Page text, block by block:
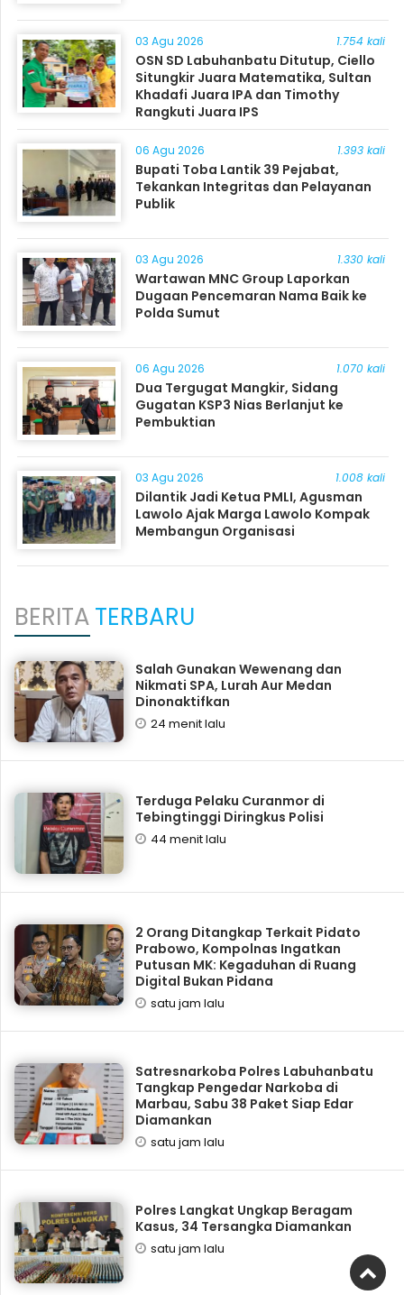
03 Agu 2026 1.754 kali
OSN SD Labuhanbatu Ditutup, Ciello
Situngkir Juara Matematika, Sultan
Khadafi Juara IPA dan Timothy
Rangkuti Juara IPS
06 Agu 2026 1.393 kali
Bupati Toba Lantik 39 Pejabat,
Tekankan Integritas dan Pelayanan
Publik
03 Agu 2026 1.330 kali
Wartawan MNC Group Laporkan
Dugaan Pencemaran Nama Baik ke
Polda Sumut
06 Agu 2026 1.070 kali
Dua Tergugat Mangkir, Sidang
Gugatan KSP3 Nias Berlanjut ke
Pembuktian
03 Agu 2026 1.008 kali
Dilantik Jadi Ketua PMLI, Agusman
Lawolo Ajak Marga Lawolo Kompak
Membangun Organisasi
BERITATERBARU
Salah Gunakan Wewenang dan
Nikmati SPA, Lurah Aur Medan
Dinonaktifkan
24 menit lalu
Terduga Pelaku Curanmor di
Tebingtinggi Diringkus Polisi
44 menit lalu
2 Orang Ditangkap Terkait Pidato
Prabowo, Kompolnas Ingatkan
Putusan MK: Kegaduhan di Ruang
Digital Bukan Pidana
satu jam lalu
Satresnarkoba Polres Labuhanbatu
Tangkap Pengedar Narkoba di
Marbau, Sabu 38 Paket Siap Edar
Diamankan
satu jam lalu
Polres Langkat Ungkap Beragam
Kasus, 34 Tersangka Diamankan
satu jam lalu